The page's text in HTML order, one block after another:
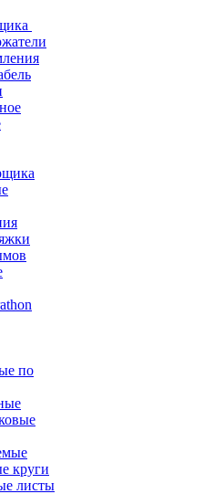
по
круги
листы